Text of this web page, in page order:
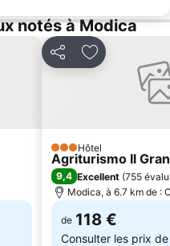
notés à Modica
PartagerAjouter à
3 Étoiles
Hôtel
Agriturismo Il
9,4 Excellent (755
Modica, à 6.7 km de :
de 118 €
Consulter les prix